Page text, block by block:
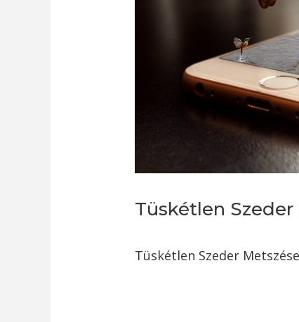
Tüskétlen
Tüskétlen Szeder